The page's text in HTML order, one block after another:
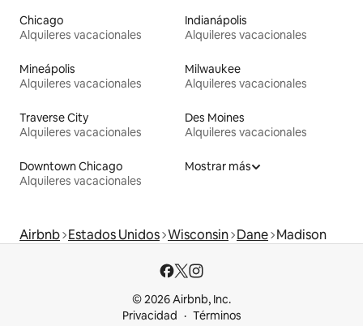
Chicago
Alquileres vacacionales
Indianápolis
Alquileres vacacionales
Mineápolis
Alquileres vacacionales
Milwaukee
Alquileres vacacionales
Traverse City
Alquileres vacacionales
Des Moines
Alquileres vacacionales
Downtown Chicago
Alquileres vacacionales
Mostrar más
Airbnb Estados Unidos Wisconsin Dane Madison
© 2026 Airbnb, Inc.
Privacidad
Términos